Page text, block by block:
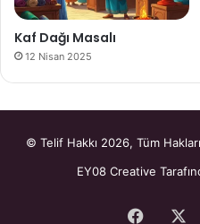
Kaf Dağı Masalı
12 Nisan 2025
© Telif Hakkı 2026, Tüm
EY08 Creative